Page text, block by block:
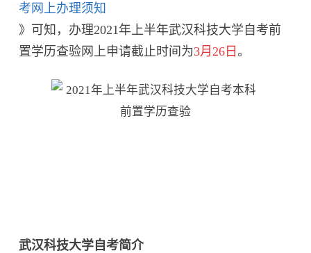
考网上办理须知
》可知，办理2021年上半年武汉科技大学自考前
置学历查验网上申请截止时间为3月26日。
武汉科技大学自考简介